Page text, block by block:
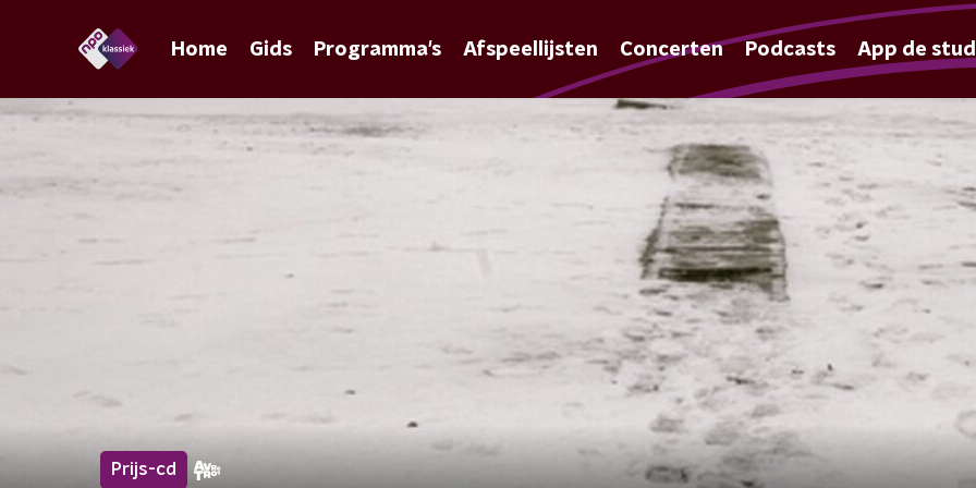
Home Gids Programma's Afspeellijsten Concerten Podcasts App de
Prijs-cd